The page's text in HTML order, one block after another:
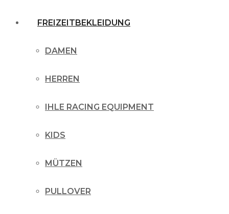
FREIZEITBEKLEIDUNG
DAMEN
HERREN
IHLE RACING EQUIPMENT
KIDS
MÜTZEN
PULLOVER